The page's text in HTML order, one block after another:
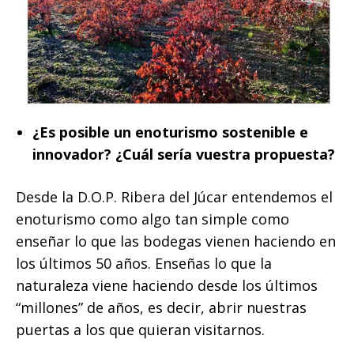
¿Es posible un enoturismo sostenible e
innovador? ¿Cuál sería vuestra propuesta?
Desde la D.O.P. Ribera del Júcar entendemos el
enoturismo como algo tan simple como
enseñar lo que las bodegas vienen haciendo en
los últimos 50 años. Enseñas lo que la
naturaleza viene haciendo desde los últimos
“millones” de años, es decir, abrir nuestras
puertas a los que quieran visitarnos.